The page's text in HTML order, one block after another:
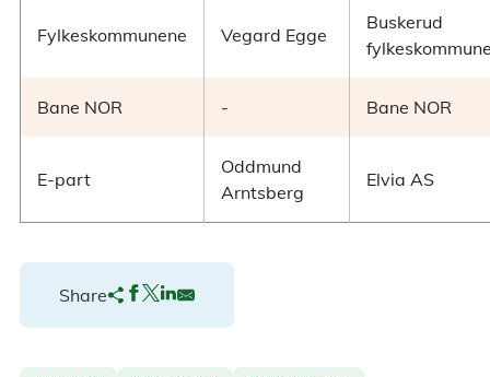
Fylkeskommunene Vegard Egge
Buskerud
Bane NOR - Bane NOR
E-part
Oddmund
Arntsberg
Elvia AS
Share